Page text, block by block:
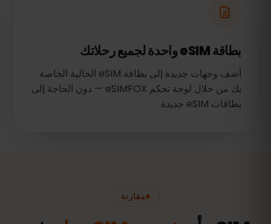
بطاقة eSIM واحدة لجميع رحلاتك
أضف وجهات جديدة إلى بطاقة eSIM الحالية الخاصة
بك من خلال لوحة تحكم eSIMFOX — دون الحاجة إلى
بطاقات eSIM جديدة.
مقارنة